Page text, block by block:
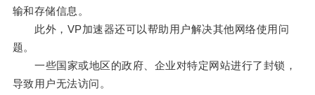
输和存储信息。
此外，VP加速器还可以帮助用户解决其他网络使用问
题。
一些国家或地区的政府、企业对特定网站进行了封锁，
导致用户无法访问。